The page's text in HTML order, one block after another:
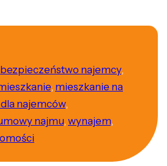
bezpieczeństwo najemcy,
, mieszkanie na
najemców,
najmu, wynajem,